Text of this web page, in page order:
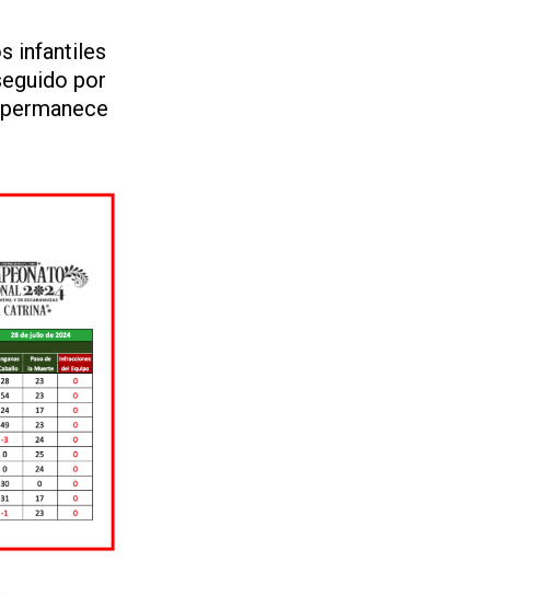
infantiles
por